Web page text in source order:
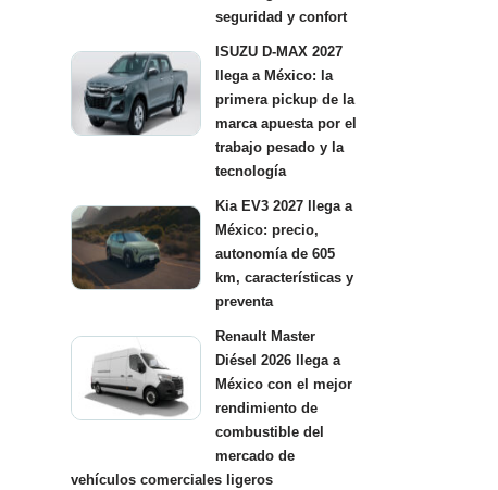
seguridad y confort
ISUZU D-MAX 2027
llega a México: la
primera pickup de la
marca apuesta por el
trabajo pesado y la
tecnología
Kia EV3 2027 llega a
México: precio,
autonomía de 605
km, características y
preventa
Renault Master
Diésel 2026 llega a
México con el mejor
rendimiento de
combustible del
mercado de
vehículos comerciales ligeros